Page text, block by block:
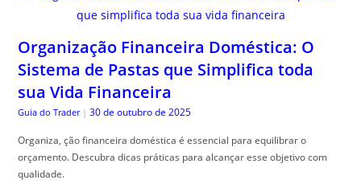
Organização Financeira Doméstica: O
Sistema de Pastas que Simplifica toda
sua Vida Financeira
Guia do Trader | 30 de outubro de 2025
Organiza, ção financeira doméstica é essencial para equilibrar o
orçamento. Descubra dicas práticas para alcançar esse objetivo com
qualidade.